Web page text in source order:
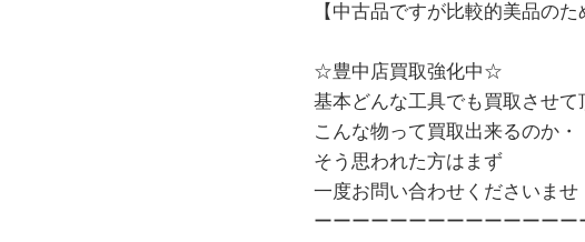
【中古品ですが比較的美品の
☆豊中店買取強化中☆
基本どんな工具でも買取させて
こんな物って買取出来るのか・
そう思われた方はまず
一度お問い合わせくださいませ
ーーーーーーーーーーーーー